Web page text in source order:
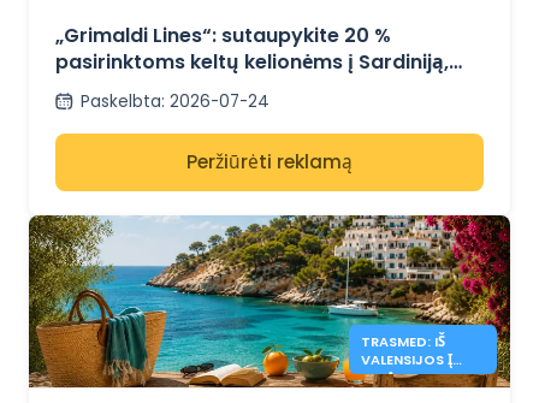
„Grimaldi Lines“: sutaupykite 20 %
pasirinktoms keltų kelionėms į Sardiniją,
Siciliją ir Ispaniją
Paskelbta: 2026-07-24
Peržiūrėti reklamą
TRASMED: IŠ
VALENSIJOS Į
IBIZĄ IR